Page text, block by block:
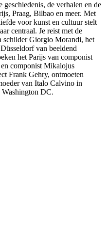
de verhalen en de
Praag, Bilbao en meer. Met
voor kunst en cultuur stelt
centraal. Je reist met de
schilder Giorgio Morandi, het
van beeldend
het Parijs van componist
componist Mikalojus
Frank Gehry, ontmoeten
van Italo Calvino in
DC.